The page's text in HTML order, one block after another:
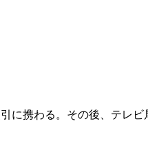
に携わる。その後、テレ